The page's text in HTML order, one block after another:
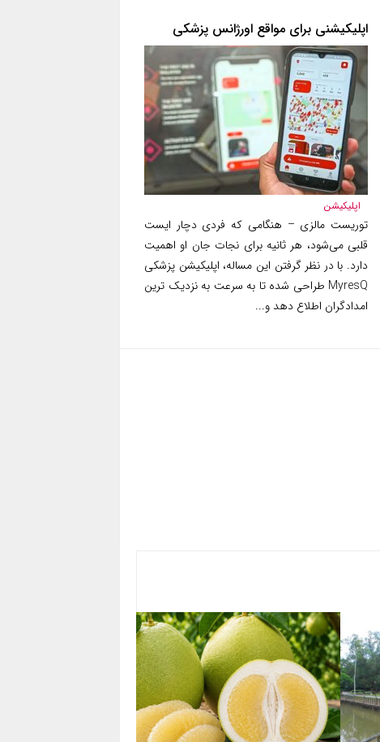
اپلیکیشنی برای مواقع اورژانس پزشکی
اپلیکیشن
توریست مالزی – هنگامی که فردی دچار ایست
قلبی می‌شود، هر ثانیه برای نجات جان او اهمیت
دارد. با در نظر گرفتن این مساله، اپلیکیشن پزشکی
MyresQ طراحی شده تا به سرعت به نزدیک ترین
امدادگران اطلاع دهد و...